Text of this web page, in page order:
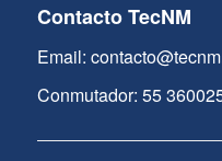
Contacto TecNM
Email:
Conmutador: 55